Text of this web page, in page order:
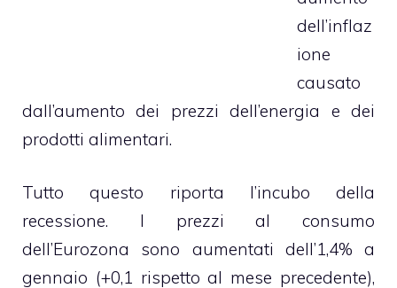
dell’inflaz
ione
causato
dall’aumento dei prezzi dell’energia e dei
prodotti alimentari.
Tutto questo riporta l’incubo della
recessione. I prezzi al consumo
dell’Eurozona sono aumentati dell’1,4% a
gennaio (+0,1 rispetto al mese precedente),